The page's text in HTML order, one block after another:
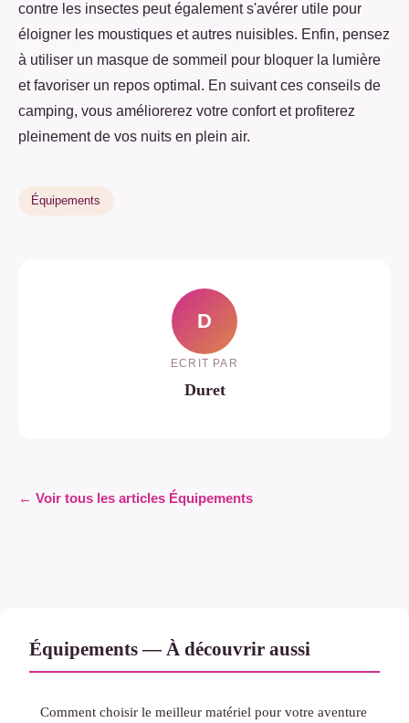
contre les insectes peut également s'avérer utile pour
éloigner les moustiques et autres nuisibles. Enfin, pensez
à utiliser un masque de sommeil pour bloquer la lumière
et favoriser un repos optimal. En suivant ces conseils de
camping, vous améliorerez votre confort et profiterez
pleinement de vos nuits en plein air.
Équipements
D
ECRIT PAR
Duret
← Voir tous les articles Équipements
Équipements — À découvrir aussi
Comment choisir le meilleur matériel pour votre aventure